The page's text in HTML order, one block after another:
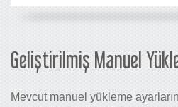
Geliştirilmiş Manuel
Mevcut manuel yükleme